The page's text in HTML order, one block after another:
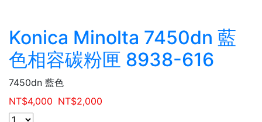
Konica Minolta 7450dn 藍
色相容碳粉匣 8938-616
7450dn 藍色
NT$4,000 NT$2,000